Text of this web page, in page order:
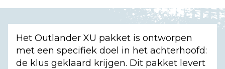
Het Outlander XU pakket is ontworpen
met een specifiek doel in het achterhoofd:
de klus geklaard krijgen. Dit pakket levert